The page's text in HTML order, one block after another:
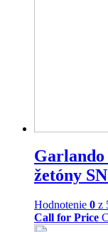
Garlando
žetóny
Hodnotenie 0 z
Call for Price